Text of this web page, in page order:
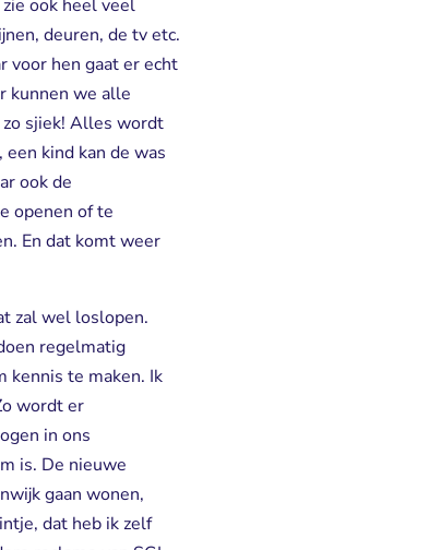
ook heel veel
deuren, de tv etc.
voor hen gaat er echt
kunnen we alle
sjiek! Alles wordt
kind kan de was
ook de
openen of te
En dat komt weer
zal wel loslopen.
regelmatig
kennis te maken. Ik
wordt er
in ons
is. De nieuwe
gaan wonen,
dat heb ik zelf